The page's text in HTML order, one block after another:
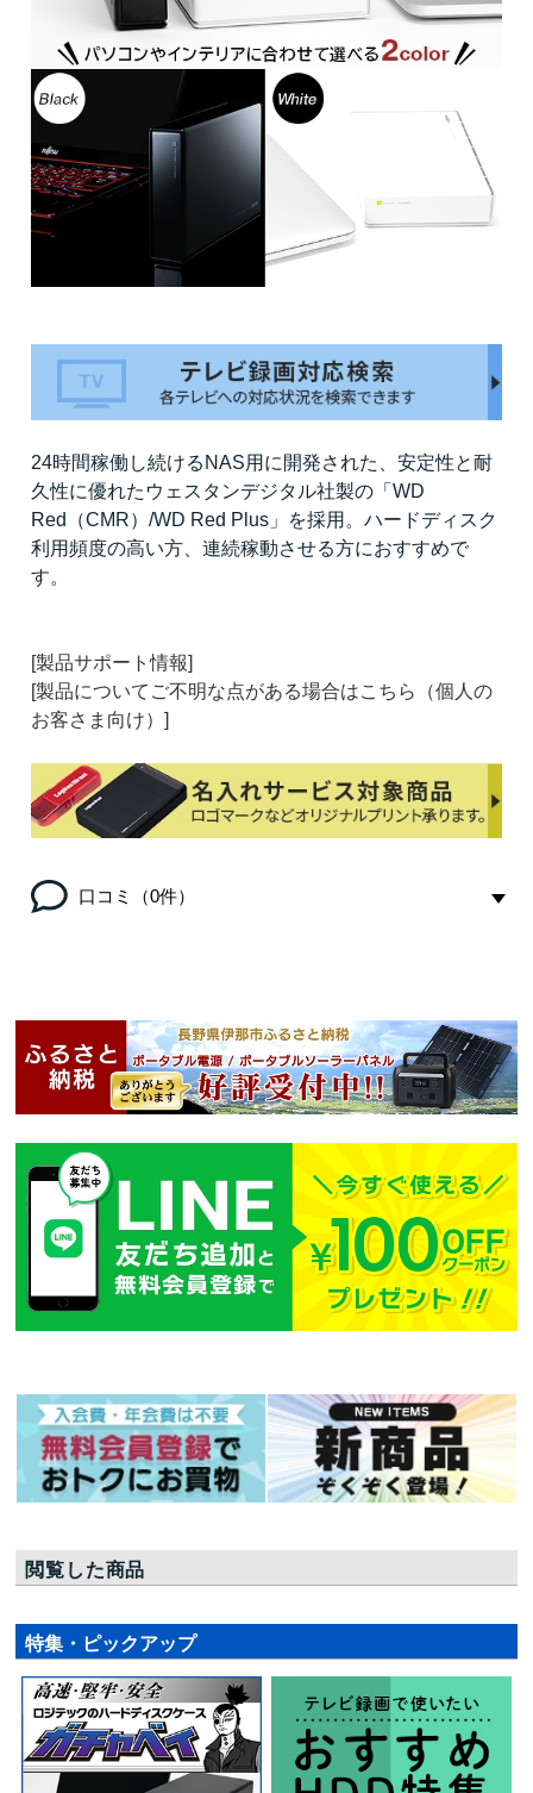
24時間稼働し続けるNAS用に開発された、安定性と耐
久性に優れたウェスタンデジタル社製の「WD
Red（CMR）/WD Red Plus」を採用。ハードディスク
利用頻度の高い方、連続稼動させる方におすすめで
す。
[製品サポート情報]
[製品についてご不明な点がある場合はこちら（個人の
お客さま向け）]
口コミ（0件）
閲覧した商品
特集・ピックアップ